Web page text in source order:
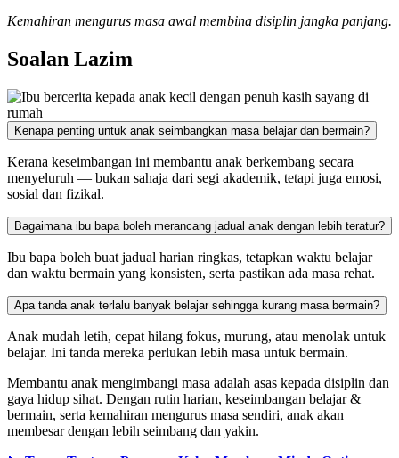
Kemahiran mengurus masa awal membina disiplin jangka panjang.
Soalan Lazim
Kenapa penting untuk anak seimbangkan masa belajar dan bermain?
Kerana keseimbangan ini membantu anak berkembang secara
menyeluruh — bukan sahaja dari segi akademik, tetapi juga emosi,
sosial dan fizikal.
Bagaimana ibu bapa boleh merancang jadual anak dengan lebih teratur?
Ibu bapa boleh buat jadual harian ringkas, tetapkan waktu belajar
dan waktu bermain yang konsisten, serta pastikan ada masa rehat.
Apa tanda anak terlalu banyak belajar sehingga kurang masa bermain?
Anak mudah letih, cepat hilang fokus, murung, atau menolak untuk
belajar. Ini tanda mereka perlukan lebih masa untuk bermain.
Membantu anak mengimbangi masa adalah asas kepada disiplin dan
gaya hidup sihat. Dengan rutin harian, keseimbangan belajar &
bermain, serta kemahiran mengurus masa sendiri, anak akan
membesar dengan lebih seimbang dan yakin.